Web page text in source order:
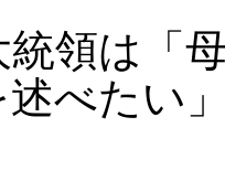
領は「
べたい